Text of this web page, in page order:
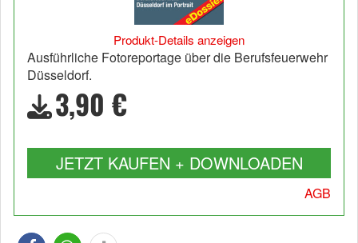
Produkt-Details anzeigen
Ausführliche Fotoreportage über die Berufsfeuerwehr
Düsseldorf.
3,90 €
JETZT KAUFEN + DOWNLOADEN
AGB